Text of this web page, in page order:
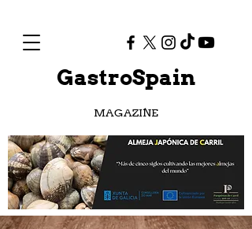
GastroSpain
MAGAZINE